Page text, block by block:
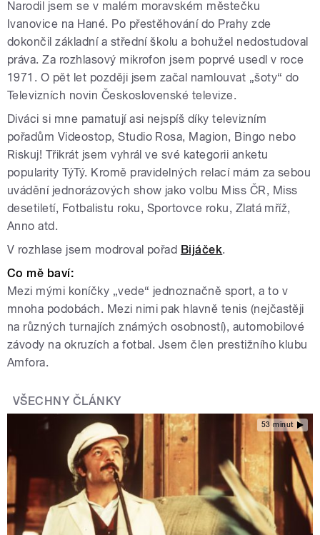
Narodil jsem se v malém moravském městečku
Ivanovice na Hané. Po přestěhování do Prahy zde
dokončil základní a střední školu a bohužel nedostudoval
práva. Za rozhlasový mikrofon jsem poprvé usedl v roce
1971. O pět let později jsem začal namlouvat „šoty“ do
Televizních novin Československé televize.
Diváci si mne pamatují asi nejspíš díky televizním
pořadům Videostop, Studio Rosa, Magion, Bingo nebo
Riskuj! Třikrát jsem vyhrál ve své kategorii anketu
popularity TýTý. Kromě pravidelných relací mám za sebou
uvádění jednorázových show jako volbu Miss ČR, Miss
desetiletí, Fotbalistu roku, Sportovce roku, Zlatá mříž,
Anno atd.
V rozhlase jsem modroval pořad Bijáček.
Co mě baví:
Mezi mými koníčky „vede“ jednoznačně sport, a to v
mnoha podobách. Mezi nimi pak hlavně tenis (nejčastěji
na různých turnajích známých osobností), automobilové
závody na okruzích a fotbal. Jsem člen prestižního klubu
Amfora.
VŠECHNY ČLÁNKY
53 minut